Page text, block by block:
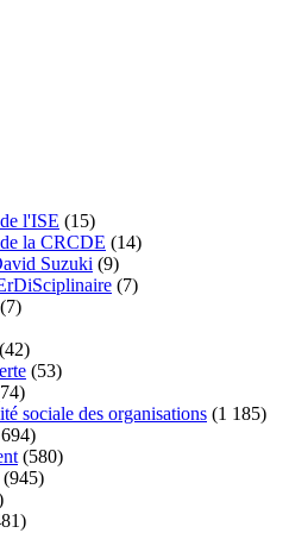
l'ISE (15)
la CRCDE (14)
Suzuki (9)
(7)
(7)
(42)
(53)
sociale des organisations (1 185)
(580)
(945)